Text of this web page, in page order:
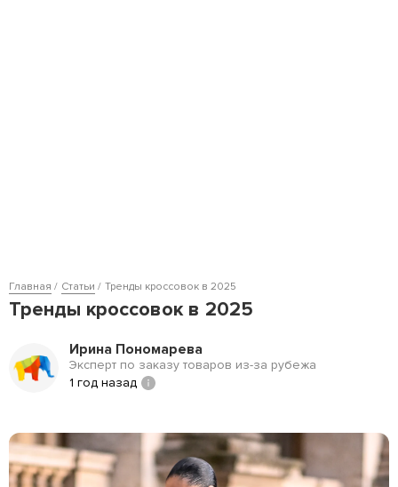
Главная Статьи Тренды кроссовок в 2025
Тренды кроссовок в 2025
Ирина Пономарева
Эксперт по заказу товаров из-за рубежа
1 год назад